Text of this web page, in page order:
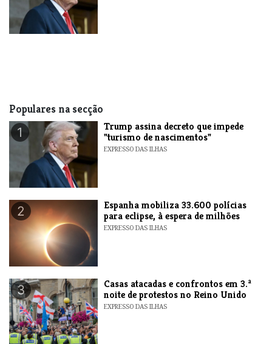
Populares na secção
1
Trump assina decreto que impede
"turismo de nascimentos"
EXPRESSO DAS ILHAS
2
Espanha mobiliza 33.600 polícias
para eclipse, à espera de milhões
EXPRESSO DAS ILHAS
3
Casas atacadas e confrontos em 3.ª
noite de protestos no Reino Unido
EXPRESSO DAS ILHAS